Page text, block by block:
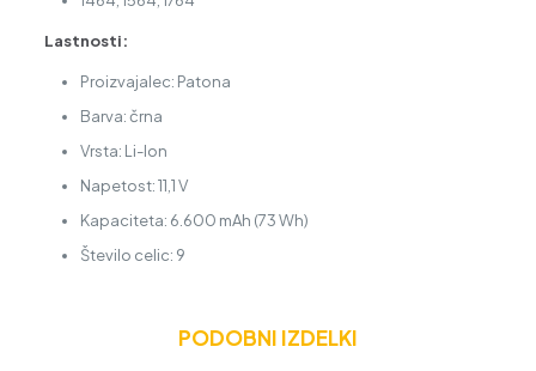
Lastnosti:
Proizvajalec: Patona
Barva: črna
Vrsta: Li-Ion
Napetost: 11,1 V
Kapaciteta: 6.600 mAh (73 Wh)
Število celic: 9
PODOBNI IZDELKI